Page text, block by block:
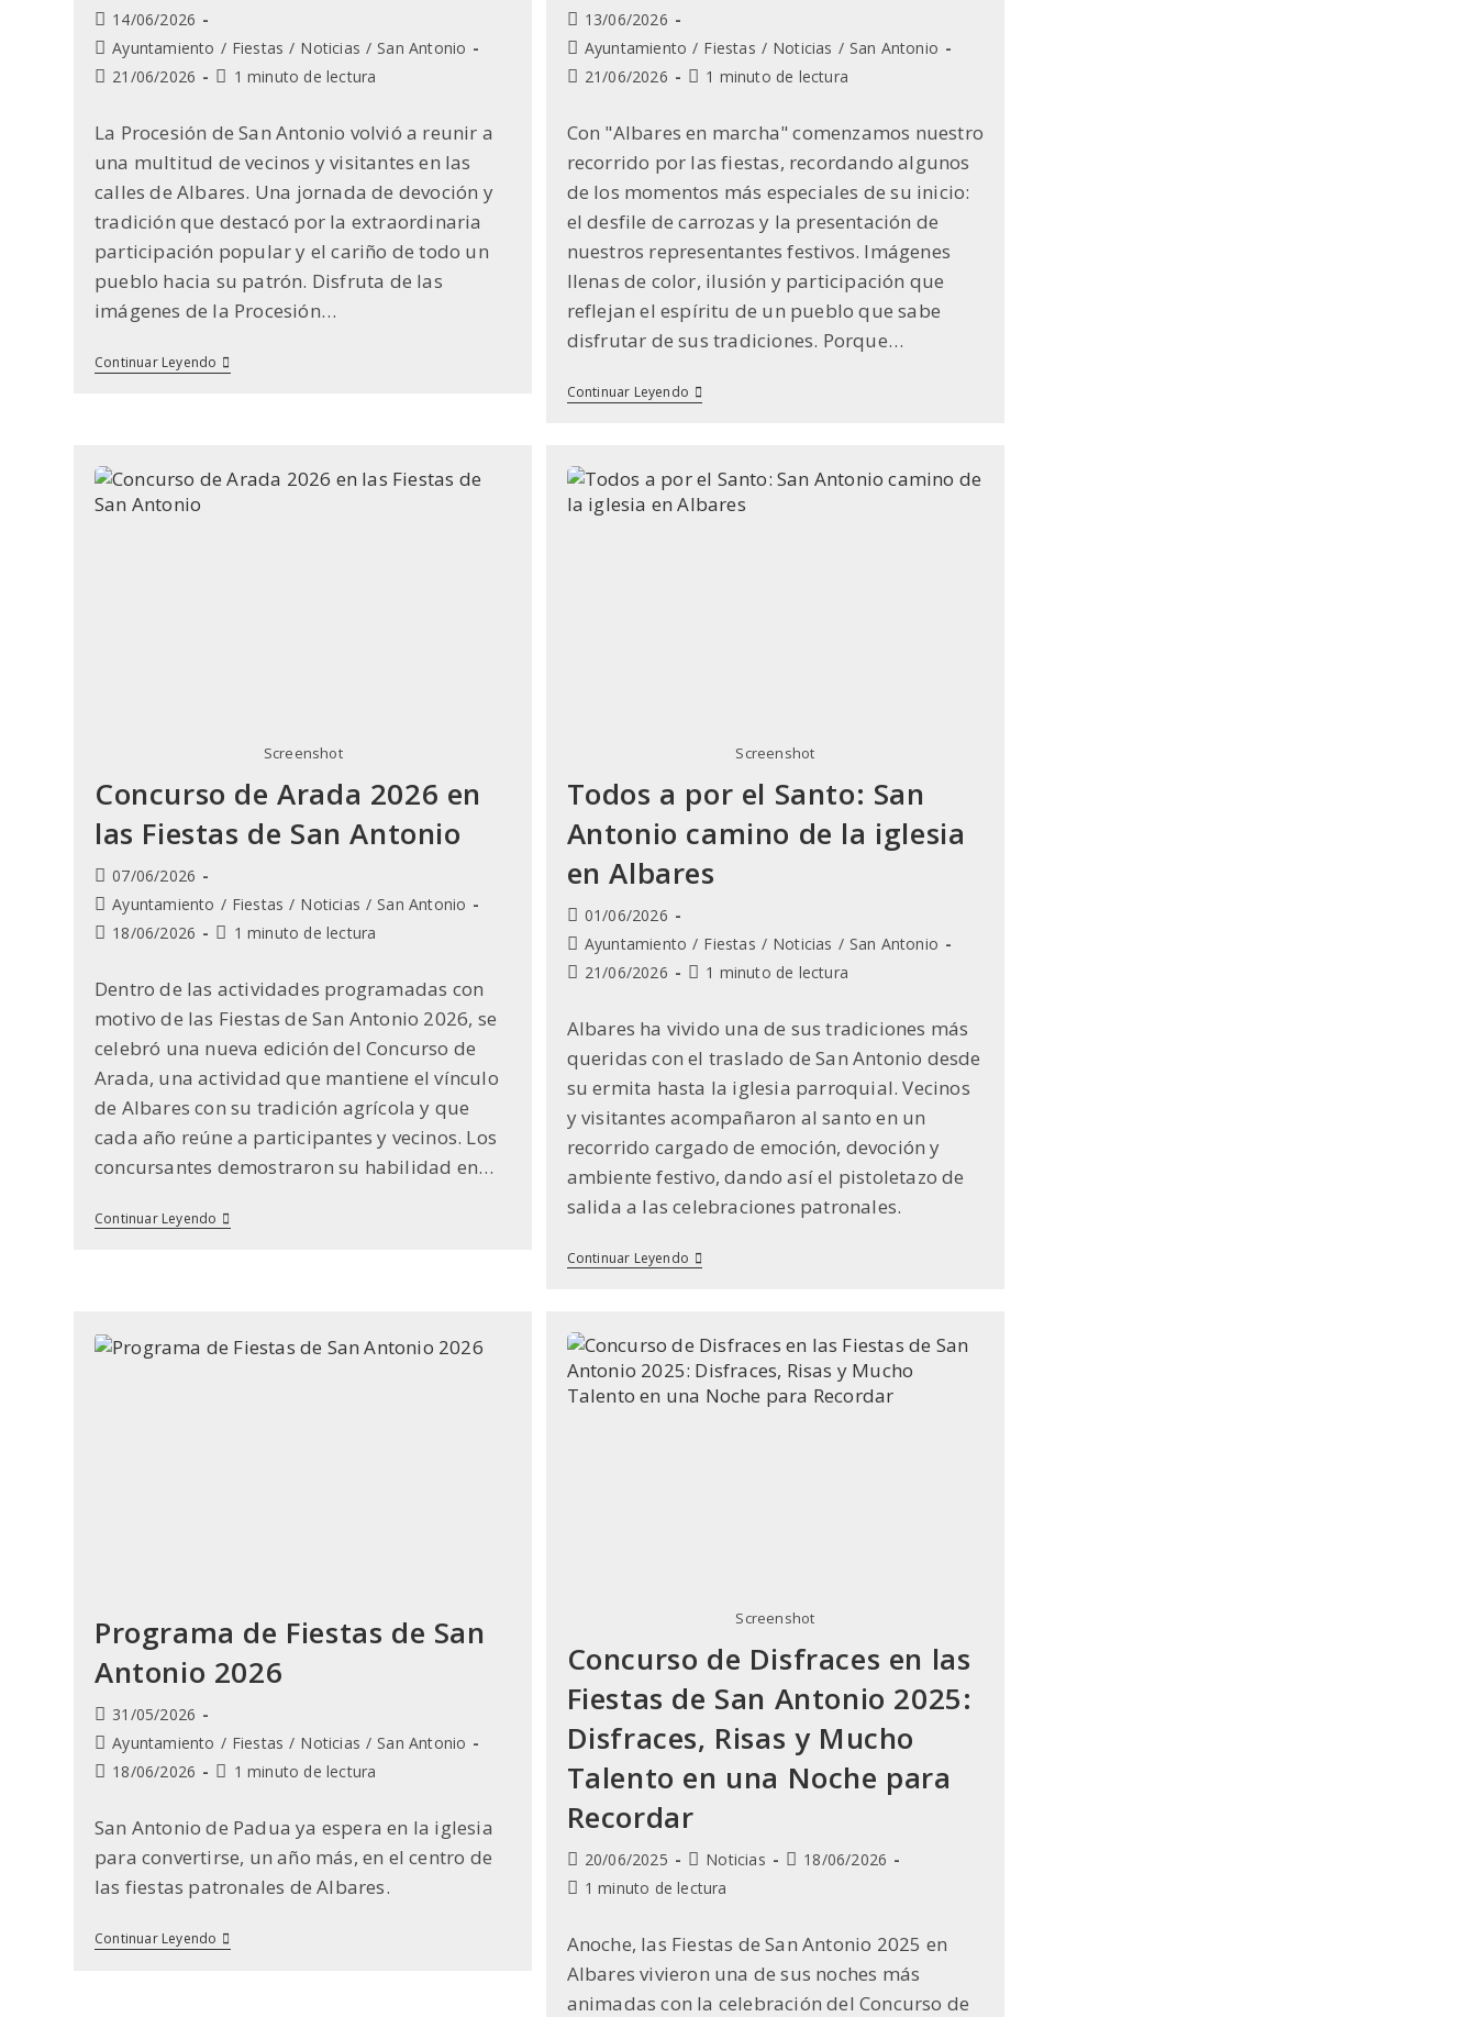
Publicación
de
entrada:
14/06/2026
Categoría
de
Ayuntamiento / Fiestas / Noticias / San Antonio
Última
la
entrada:
21/06/2026
Tiempo
1 minuto de lectura
La Procesión de San Antonio volvió a reunir a
una multitud de vecinos y visitantes en las
calles de Albares. Una jornada de devoción y
tradición que destacó por la extraordinaria
participación popular y el cariño de todo un
pueblo hacia su patrón. Disfruta de las
imágenes de la Procesión…
Continuar Leyendo Procesión
De
Publicación
de
entrada:
13/06/2026
Categoría
de
Ayuntamiento / Fiestas / Noticias / San Antonio
Última
la
entrada:
21/06/2026
Tiempo
1 minuto de lectura
Con "Albares en marcha" comenzamos nuestro
recorrido por las fiestas, recordando algunos
de los momentos más especiales de su inicio:
el desfile de carrozas y la presentación de
nuestros representantes festivos. Imágenes
llenas de color, ilusión y participación que
reflejan el espíritu de un pueblo que sabe
disfrutar de sus tradiciones. Porque…
Continuar LeyendoDel
Pregón
¡Albares
En
Marcha!
Screenshot
Concurso de Arada 2026 en
las Fiestas de San Antonio
Publicación
de
entrada:
07/06/2026
Categoría
de
Ayuntamiento / Fiestas / Noticias / San Antonio
Última
la
entrada:
18/06/2026
Tiempo
1 minuto de lectura
Dentro de las actividades programadas con
motivo de las Fiestas de San Antonio 2026, se
celebró una nueva edición del Concurso de
Arada, una actividad que mantiene el vínculo
de Albares con su tradición agrícola y que
cada año reúne a participantes y vecinos. Los
concursantes demostraron su habilidad en…
Continuar Leyendo Concurso
De
De
San
Screenshot
Todos a por el Santo: San
Antonio camino de la iglesia
en Albares
Publicación
de
entrada:
01/06/2026
Categoría
de
Ayuntamiento / Fiestas / Noticias / San Antonio
Última
la
entrada:
21/06/2026
Tiempo
1 minuto de lectura
Albares ha vivido una de sus tradiciones más
queridas con el traslado de San Antonio desde
su ermita hasta la iglesia parroquial. Vecinos
y visitantes acompañaron al santo en un
recorrido cargado de emoción, devoción y
ambiente festivo, dando así el pistoletazo de
salida a las celebraciones patronales.
Continuar LeyendoTodos
A
San
Antonio
Camino
De
Programa de Fiestas de San
Antonio 2026
Publicación
de
la
entrada:
31/05/2026
Categoría
de
Ayuntamiento / Fiestas / Noticias / San Antonio
Última
de
la
entrada:
18/06/2026
Tiempo
lectura:
1 minuto de lectura
San Antonio de Padua ya espera en la iglesia
para convertirse, un año más, en el centro de
las fiestas patronales de Albares.
Continuar Leyendo Programa
De
Screenshot
Concurso de Disfraces en las
Fiestas de San Antonio 2025:
Disfraces, Risas y Mucho
Talento en una Noche para
Recordar
Publicación
de
20/06/2025
Categoría
de
Noticias
Última
entrada:
18/06/2026
Tiempo
lectura:
1 minuto de lectura
Anoche, las Fiestas de San Antonio 2025 en
Albares vivieron una de sus noches más
animadas con la celebración del Concurso de